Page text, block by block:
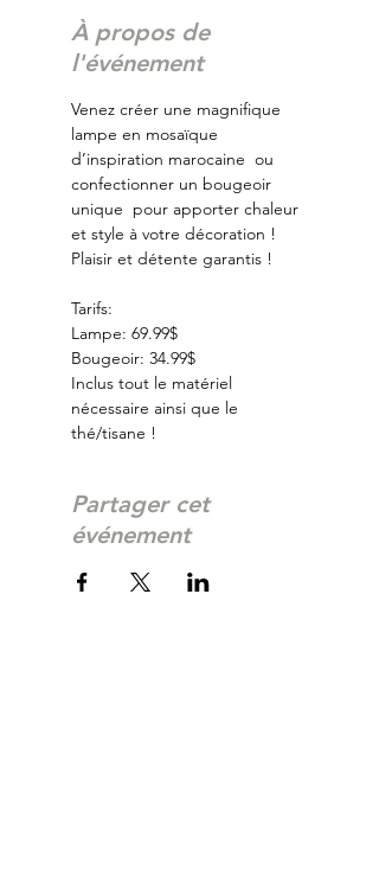
À propos de
l'événement
Venez créer une magnifique
lampe en mosaïque
d’inspiration marocaine  ou
confectionner un bougeoir
unique  pour apporter chaleur
et style à votre décoration !
Plaisir et détente garantis !
Tarifs:
Lampe: 69.99$
Bougeoir: 34.99$
Inclus tout le matériel
nécessaire ainsi que le
thé/tisane !
Partager cet
événement